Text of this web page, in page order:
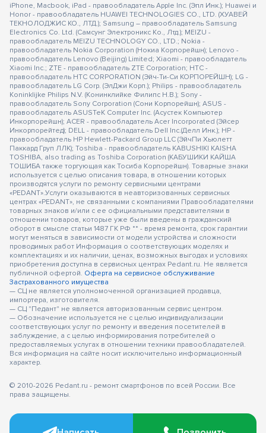
iPhone, Macbook, iPad - правообладатель Apple Inc. (Эпл Инк.); Huawei и
Honor - правообладатель HUAWEI TECHNOLOGIES CO., LTD. (ХУАВЕЙ
ТЕКНОЛОДЖИС КО., ЛТД.); Samsung – правообладатель Samsung
Electronics Co. Ltd. (Самсунг Электроникс Ко., Лтд.); MEIZU -
правообладатель MEIZU TECHNOLOGY CO., LTD.; Nokia -
правообладатель Nokia Corporation (Нокиа Корпорейшн); Lenovo -
правообладатель Lenovo (Beijing) Limited; Xiaomi - правообладатель
Xiaomi Inc.; ZTE - правообладатель ZTE Corporation; HTC -
правообладатель HTC CORPORATION (Эйч-Ти-Си КОРПОРЕЙШН); LG -
правообладатель LG Corp. (ЭлДжи Корп.); Philips - правообладатель
Koninklijke Philips N.V. (Конинклийке Филипс Н.В.); Sony -
правообладатель Sony Corporation (Сони Корпорейшн); ASUS -
правообладатель ASUSTeK Computer Inc. (Асустек Компьютер
Инкорпорейшн); ACER - правообладатель Acer Incorporated (Эйсер
Инкорпорейтед); DELL - правообладатель Dell Inc.(Делл Инк.); HP -
правообладатель HP Hewlett-Packard Group LLC (ЭйчПи Хьюлетт
Паккард Груп ЛЛК); Toshiba - правообладатель KABUSHIKI KAISHA
TOSHIBA, also trading as Toshiba Corporation (КАБУШИКИ КАЙША
ТОШИБА также торгующая как Тосиба Корпорейшн). Товарные знаки
используется с целью описания товара, в отношении которых
производятся услуги по ремонту сервисными центрами
«PEDANT».Услуги оказываются в неавторизованных сервисных
центрах «PEDANT», не связанными с компаниями Правообладателями
товарных знаков и/или с ее официальными представителями в
отношении товаров, которые уже были введены в гражданский
оборот в смысле статьи 1487 ГК РФ ** - время ремонта, срок гарантии
могут меняться в зависимости от модели устройства и сложности
проводимых работ Информация о соответствующих моделях и
комплектациях и их наличии, ценах, возможных выгодах и условиях
приобретения доступна в сервисных центрах Pedant.ru. Не является
публичной офертой. Оферта на сервисное обслуживание
Застрахованного имущества
— СЦ не является уполномоченной организацией продавца,
импортера, изготовителя.
— СЦ "Педант" не является авторизованным сервис центром.
— Обозначение используется не с целью индивидуализации
соответствующих услуг по ремонту и введения посетителей в
заблуждение, а с целью информирования потребителей о
предоставляемых услугах в отношении техники правообладателей.
Вся информация на сайте носит исключительно информационный
характер.
© 2010-2026 Pedant.ru - ремонт смартфонов по всей России. Все
права защищены.